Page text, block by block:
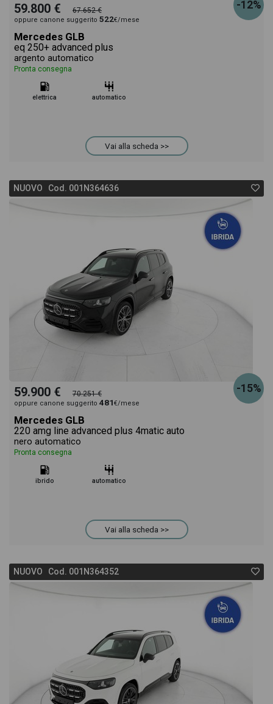
-12%
59.800 € 67.652 €
oppure canone suggerito 522€/mese
Mercedes GLB
eq 250+ advanced plus
argento automatico
Pronta consegna
elettrica automatico
Vai alla scheda >>
NUOVO Cod. 001N364636
-15%
59.900 € 70.251 €
oppure canone suggerito 481€/mese
Mercedes GLB
220 amg line advanced plus 4matic auto
nero automatico
Pronta consegna
ibrido automatico
Vai alla scheda >>
NUOVO Cod. 001N364352